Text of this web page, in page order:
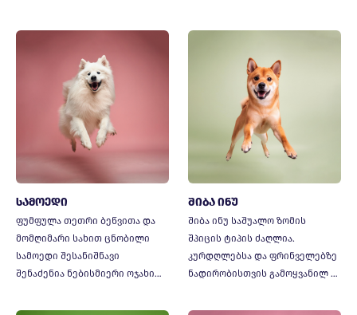
სამოედი
ფუმფულა თეთრი ბეწვითა და
მომღიმარი სახით ცნობილი
სამოედი შესანიშნავი
შენაძენია ნებისმიერი ოჯახი…
შიბა ინუ
შიბა ინუ საშუალო ზომის
შპიცის ტიპის ძაღლია.
კურდღლებსა და ფრინველებზე
ნადირობისთვის გამოყვანილ …